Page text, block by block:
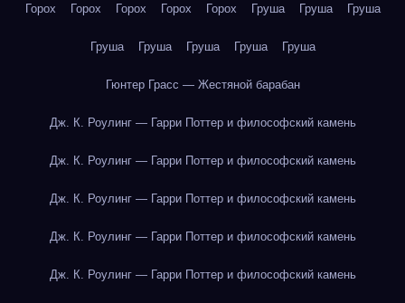
Горох Горох Горох Горох Горох Груша Груша Груша
Груша Груша Груша Груша Груша
Гюнтер Грасс — Жестяной барабан
Дж. К. Роулинг — Гарри Поттер и философский камень
Дж. К. Роулинг — Гарри Поттер и философский камень
Дж. К. Роулинг — Гарри Поттер и философский камень
Дж. К. Роулинг — Гарри Поттер и философский камень
Дж. К. Роулинг — Гарри Поттер и философский камень